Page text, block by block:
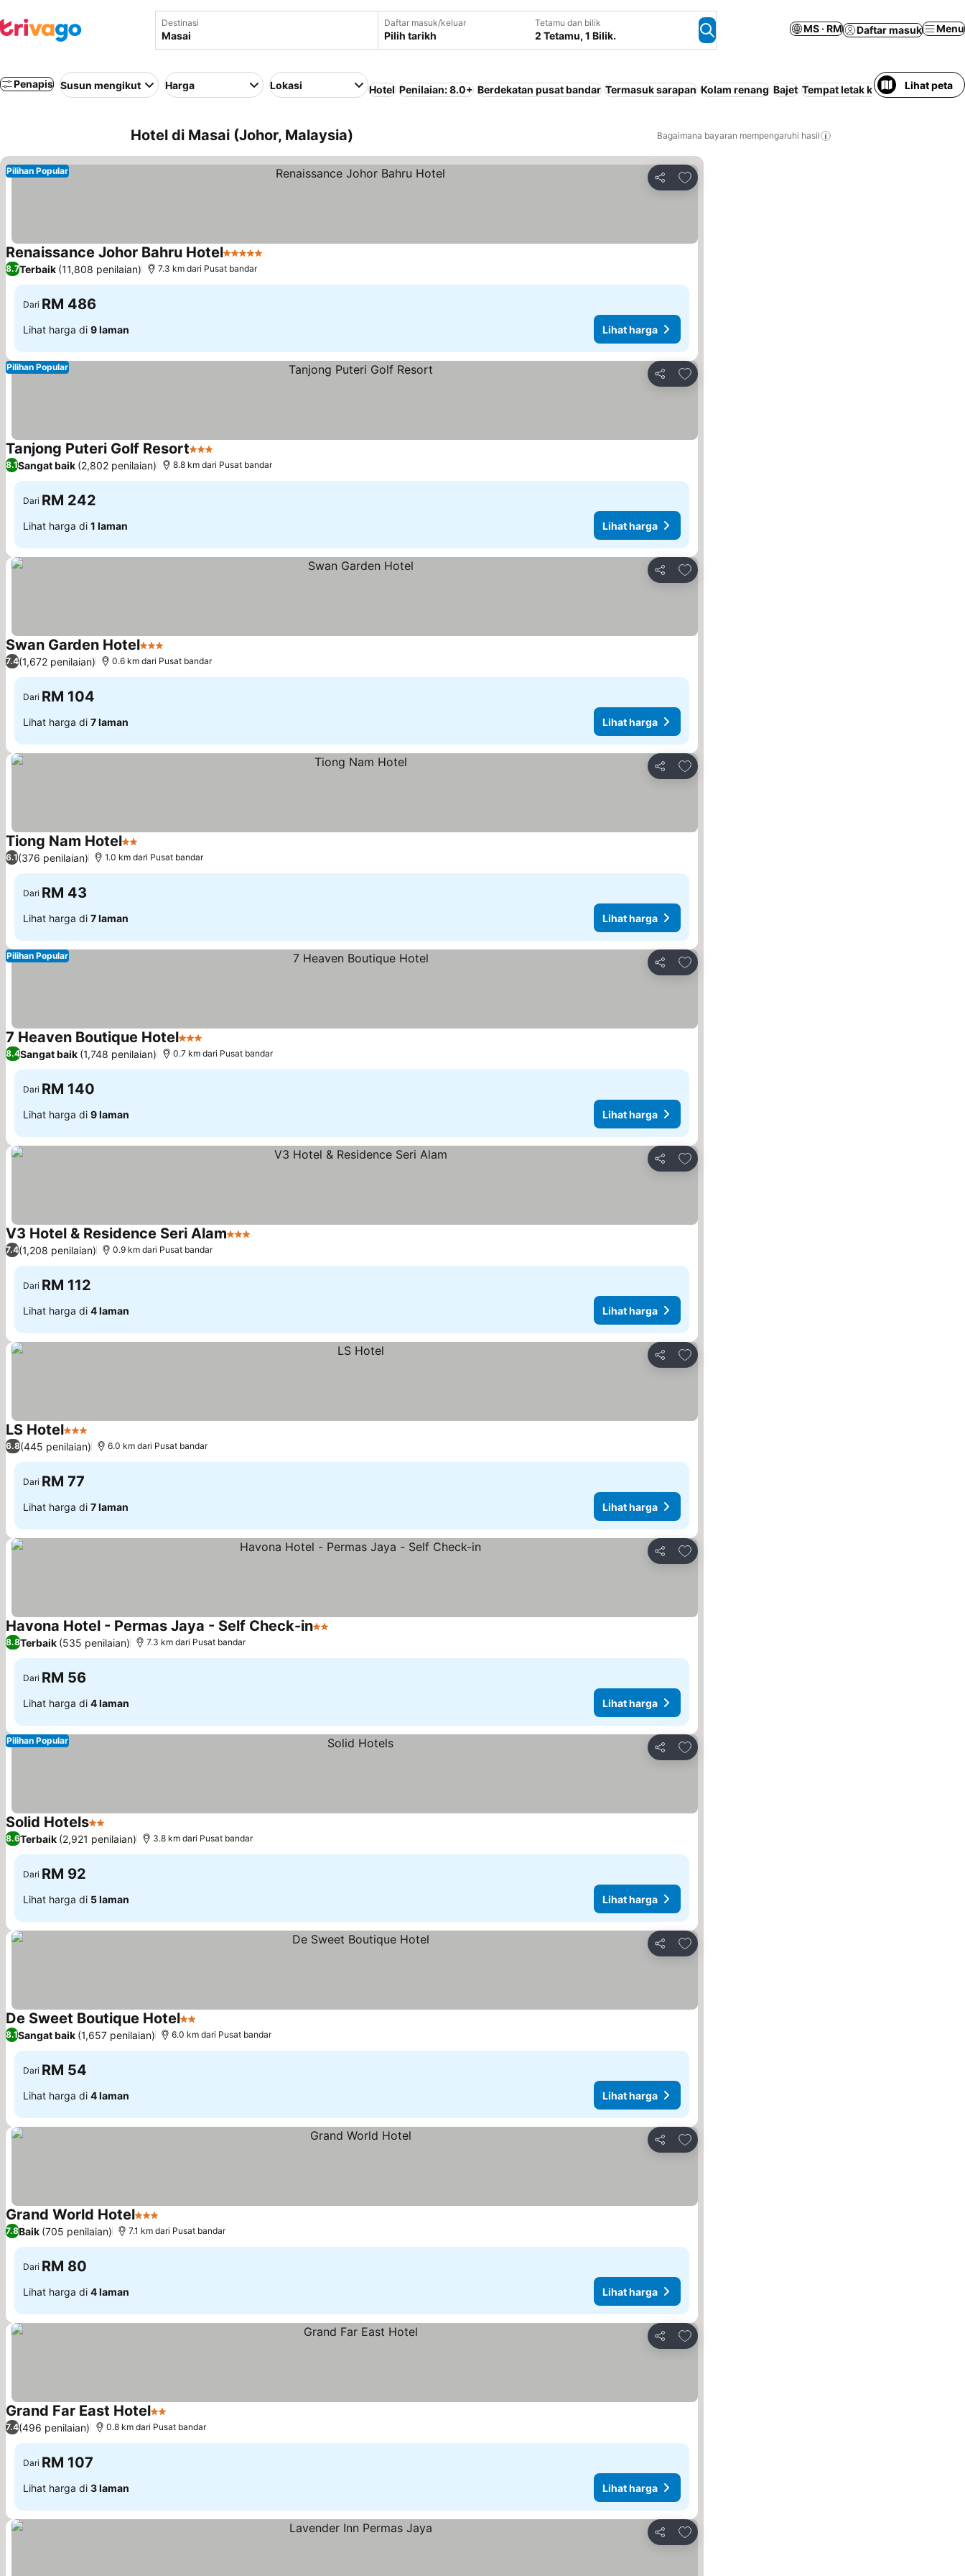
Destinasi Daftar masuk/keluar
Pilih tarikh
Tetamu dan bilik
2 Tetamu, 1 Bilik.
MS · RM Daftar masuk Menu
Penapis Susun mengikut Harga Lokasi Hotel Penilaian: 8.0+ Berdekatan pusat bandar Termasuk sarapan Kolam renang Bajet Tempat letak kenderaan Kolam
Lihat peta
Hotel di Masai (Johor, Malaysia) Bagaimana bayaran mempengaruhi hasil
Kongsi
Tambah ke favorit
Pilihan Popular
Renaissance Johor Bahru Hotel5 Bintang
8.7Terbaik (11,808 penilaian) 7.3 km dari Pusat bandar
Dari RM 486
Lihat harga di 9 laman Lihat harga
Kongsi
Tambah ke favorit
Pilihan Popular
Tanjong Puteri Golf Resort3 Bintang
8.1Sangat baik (2,802 penilaian) 8.8 km dari Pusat bandar
Dari RM 242
Lihat harga di 1 laman Lihat harga
Kongsi
Tambah ke favorit
Swan Garden Hotel3 Bintang
7.4(1,672 penilaian) 0.6 km dari Pusat bandar
Dari RM 104
Lihat harga di 7 laman Lihat harga
Kongsi
Tambah ke favorit
Tiong Nam Hotel2 Bintang
6.1(376 penilaian) 1.0 km dari Pusat bandar
Dari RM 43
Lihat harga di 7 laman Lihat harga
Kongsi
Tambah ke favorit
Pilihan Popular
7 Heaven Boutique Hotel3 Bintang
8.4Sangat baik (1,748 penilaian) 0.7 km dari Pusat bandar
Dari RM 140
Lihat harga di 9 laman Lihat harga
Kongsi
Tambah ke favorit
V3 Hotel & Residence Seri Alam3 Bintang
7.4(1,208 penilaian) 0.9 km dari Pusat bandar
Dari RM 112
Lihat harga di 4 laman Lihat harga
Kongsi
Tambah ke favorit
LS Hotel3 Bintang
6.8(445 penilaian) 6.0 km dari Pusat bandar
Dari RM 77
Lihat harga di 7 laman Lihat harga
Kongsi
Tambah ke favorit
Havona Hotel - Permas Jaya - Self Check-in2 Bintang
8.8Terbaik (535 penilaian) 7.3 km dari Pusat bandar
Dari RM 56
Lihat harga di 4 laman Lihat harga
Kongsi
Tambah ke favorit
Pilihan Popular
Solid Hotels2 Bintang
8.6Terbaik (2,921 penilaian) 3.8 km dari Pusat bandar
Dari RM 92
Lihat harga di 5 laman Lihat harga
Kongsi
Tambah ke favorit
De Sweet Boutique Hotel2 Bintang
8.1Sangat baik (1,657 penilaian) 6.0 km dari Pusat bandar
Dari RM 54
Lihat harga di 4 laman Lihat harga
Kongsi
Tambah ke favorit
Grand World Hotel3 Bintang
7.8Baik (705 penilaian) 7.1 km dari Pusat bandar
Dari RM 80
Lihat harga di 4 laman Lihat harga
Kongsi
Tambah ke favorit
Grand Far East Hotel2 Bintang
7.4(496 penilaian) 0.8 km dari Pusat bandar
Dari RM 107
Lihat harga di 3 laman Lihat harga
Kongsi
Tambah ke favorit